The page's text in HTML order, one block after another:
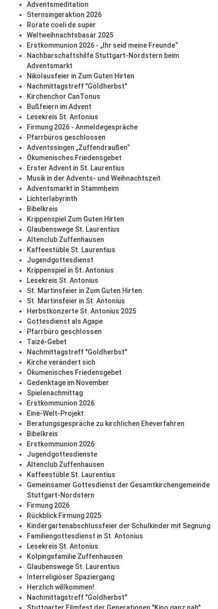
Adventsmeditation
Sternsingeraktion 2026
Rorate coeli de super
Weltweihnachtsbasar 2025
Erstkommunion 2026 - „Ihr seid meine Freunde“
Nachbarschaftshilfe Stuttgart-Nordstern beim
Adventsmarkt
Nikolausfeier in Zum Guten Hirten
Nachmittagstreff "Goldherbst"
Kirchenchor CanTonus
Bußfeiern im Advent
Lesekreis St. Antonius
Firmung 2026 - Anmeldegespräche
Pfarrbüros geschlossen
Adventssingen „Zuffendraußen“
Ökumenisches Friedensgebet
Erster Advent in St. Laurentius
Musik in der Advents- und Weihnachtszeit
Adventsmarkt in Stammheim
Lichterlabyrinth
Bibelkreis
Krippenspiel Zum Guten Hirten
Glaubenswege St. Laurentius
Altenclub Zuffenhausen
Kaffeestüble St. Laurentius
Jugendgottesdienst
Krippenspiel in St. Antonius
Lesekreis St. Antonius
St. Martinsfeier in Zum Guten Hirten
St. Martinsfeier in St. Antonius
Herbstkonzerte St. Antonius 2025
Gottesdienst als Agape
Pfarrbüro geschlossen
Taizé-Gebet
Nachmittagstreff "Goldherbst"
Kirche verändert sich
Ökumenisches Friedensgebet
Gedenktage im November
Spielenachmittag
Erstkommunion 2026
Eine-Welt-Projekt
Beratungsgespräche zu kirchlichen Eheverfahren
Bibelkreis
Erstkommunion 2026
Jugendgottesdienste
Altenclub Zuffenhausen
Kaffeestüble St. Laurentius
Gemeinsamer Gottesdienst der Gesamtkirchengemeinde
Stuttgart-Nordstern
Firmung 2026
Rückblick Firmung 2025
Kindergartenabschlussfeier der Schulkinder mit Segnung
Familiengottesdienst in St. Antonius
Lesekreis St. Antonius
Kolpingsfamilie Zuffenhausen
Glaubenswege St. Laurentius
Interreligiöser Spaziergang
Herzlich willkommen!
Nachmittagstreff "Goldherbst"